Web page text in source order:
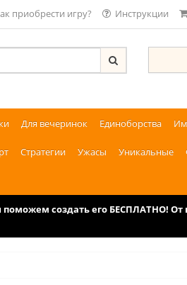
приобрести игру? Инструкции
Для вечеринок Единоборства
Стратегии Ужасы Уникальные
создать его БЕСПЛАТНО! От